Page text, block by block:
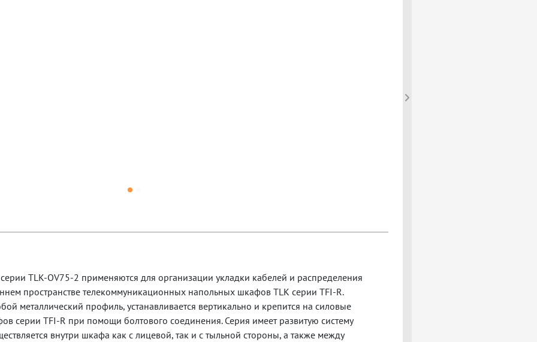
TLK-OV75-2 применяются для организации укладки кабелей и распределения
пространстве телекоммуникационных напольных шкафов TLK серии TFI-R.
металлический профиль, устанавливается вертикально и крепится на силовые
серии TFI-R при помощи болтового соединения. Серия имеет развитую систему
внутри шкафа как с лицевой, так и с тыльной стороны, а также между